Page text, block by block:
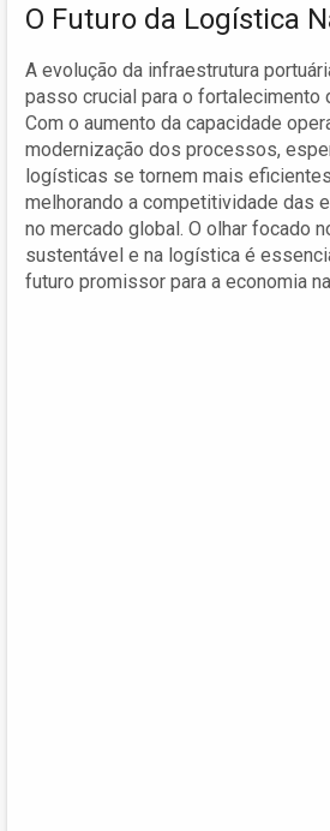
O Futuro da Logística
A evolução da infraestrutura
passo crucial para o fortalecimento
Com o aumento da capacidade
modernização dos processos,
logísticas se tornem mais
melhorando a competitividade das
no mercado global. O olhar focado
sustentável e na logística é
futuro promissor para a economia